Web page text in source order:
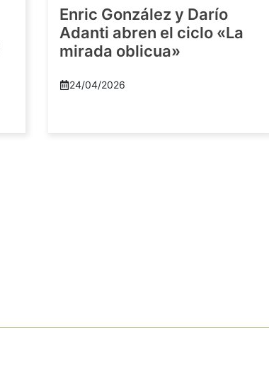
Enric González y Darío
Adanti abren el ciclo «La
mirada oblicua»
24/04/2026